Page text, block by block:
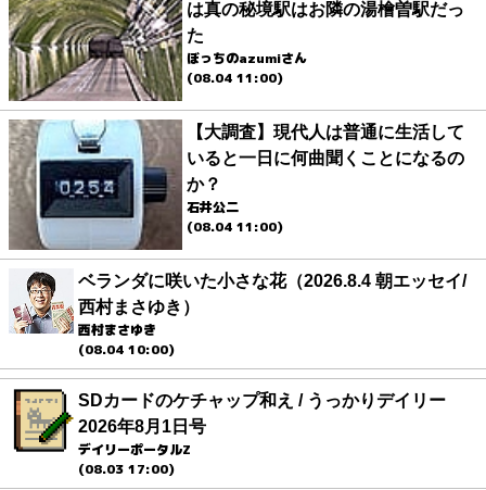
は真の秘境駅はお隣の湯檜曽駅だっ
た
ぼっちのazumiさん
(08.04 11:00)
【大調査】現代人は普通に生活して
いると一日に何曲聞くことになるの
か？
石井公二
(08.04 11:00)
ベランダに咲いた小さな花（2026.8.4 朝エッセイ/
西村まさゆき）
西村まさゆき
(08.04 10:00)
SDカードのケチャップ和え / うっかりデイリー
2026年8月1日号
デイリーポータルZ
(08.03 17:00)